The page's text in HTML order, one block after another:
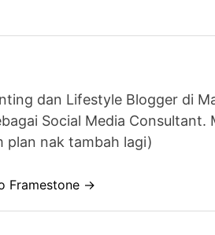
dan Lifestyle Blogger di
Social Media
plan nak tambah lagi)
Framestone →